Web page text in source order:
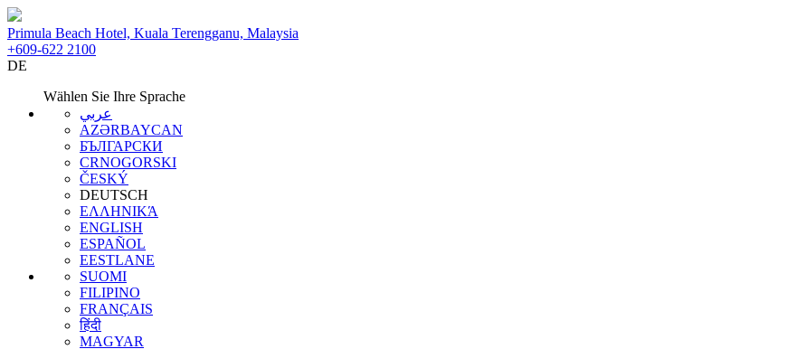
Primula Beach Hotel, Kuala Terengganu, Malaysia
+609-622 2100
DE
Wählen Sie Ihre Sprache
عربي
AZƏRBAYCAN
БЪЛГАРСКИ
CRNOGORSKI
ČESKÝ
DEUTSCH
ΕΛΛΗΝΙΚΆ
ENGLISH
ESPAÑOL
EESTLANE
SUOMI
FILIPINO
FRANÇAIS
हिंदी
MAGYAR